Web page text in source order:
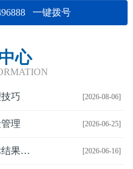
一键拨号
心
[2026-08-06]
巧
[2026-06-25]
理
[2026-06-16]
伴山观澜钢梯工程施工中标结果公示